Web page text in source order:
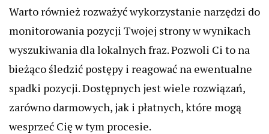
Warto również rozważyć wykorzystanie narzędzi do
monitorowania pozycji Twojej strony w wynikach
wyszukiwania dla lokalnych fraz. Pozwoli Ci to na
bieżąco śledzić postępy i reagować na ewentualne
spadki pozycji. Dostępnych jest wiele rozwiązań,
zarówno darmowych, jak i płatnych, które mogą
wesprzeć Cię w tym procesie.